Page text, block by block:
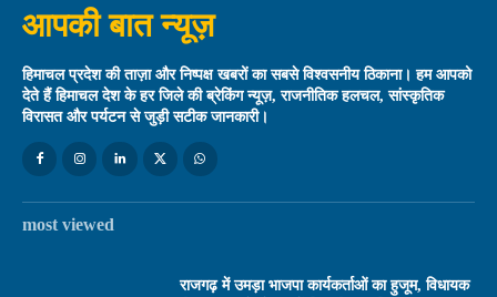
आपकी बात न्यूज़
हिमाचल प्रदेश की ताज़ा और निष्पक्ष खबरों का सबसे विश्वसनीय ठिकाना। हम आपको
देते हैं हिमाचल देश के हर जिले की ब्रेकिंग न्यूज़, राजनीतिक हलचल, सांस्कृतिक
विरासत और पर्यटन से जुड़ी सटीक जानकारी।
most viewed
राजगढ़ में उमड़ा भाजपा कार्यकर्ताओं का हुजूम, विधायक